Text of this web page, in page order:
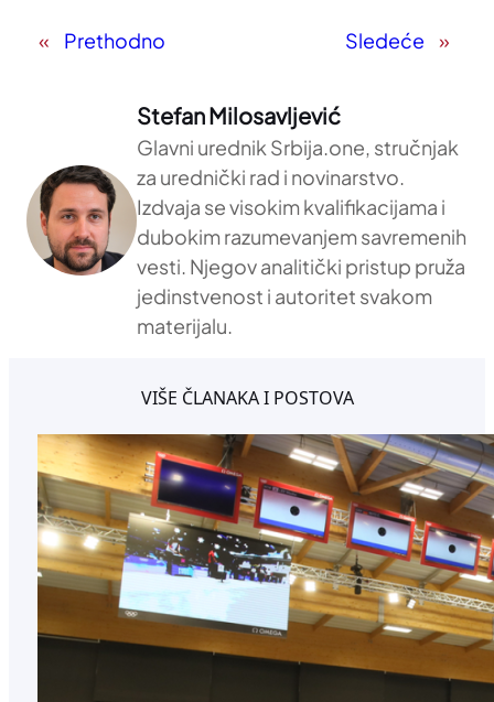
« Prethodno Sledeće »
Stefan Milosavljević
Glavni urednik Srbija.one, stručnjak
za urednički rad i novinarstvo.
Izdvaja se visokim kvalifikacijama i
dubokim razumevanjem savremenih
vesti. Njegov analitički pristup pruža
jedinstvenost i autoritet svakom
materijalu.
VIŠE ČLANAKA I POSTOVA